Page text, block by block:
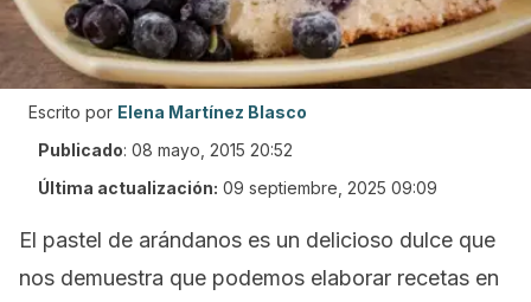
Escrito por Elena Martínez Blasco
Publicado: 08 mayo, 2015 20:52
Última actualización: 09 septiembre, 2025 09:09
El pastel de arándanos es un delicioso dulce que
nos demuestra que podemos elaborar recetas en